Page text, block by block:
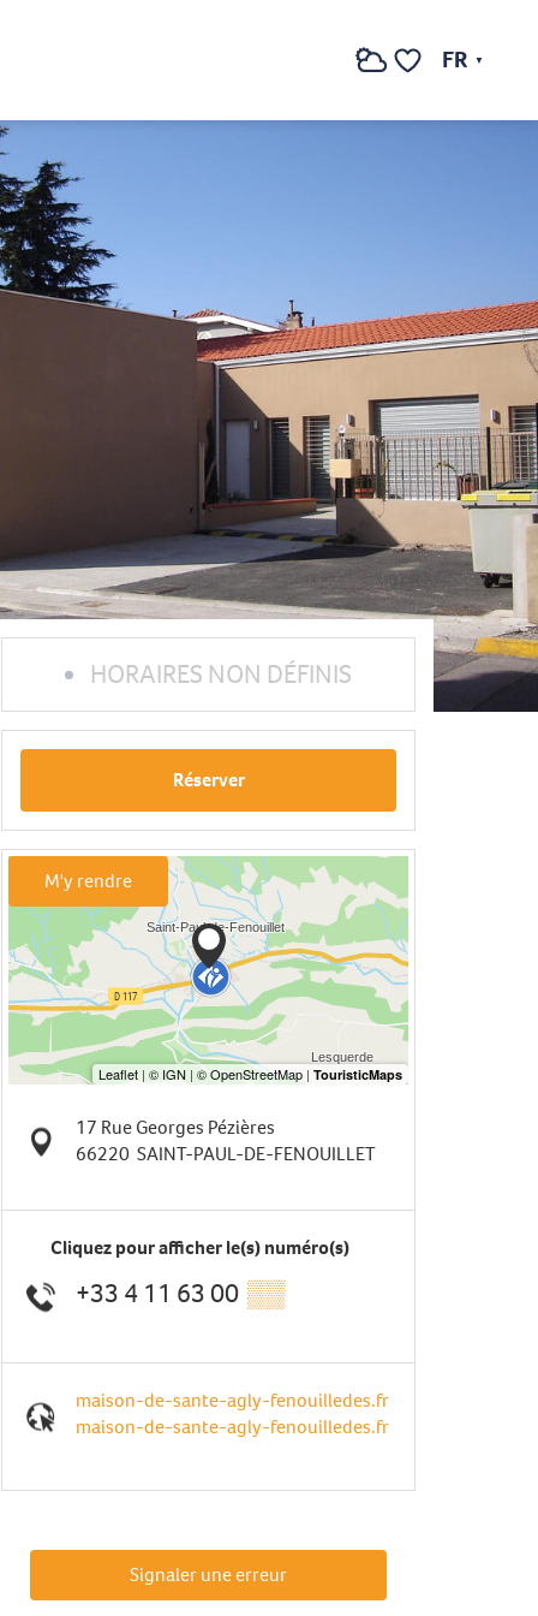
Recherche FR
Voir les photos (2)
HORAIRES NON DÉFINIS
Réserver
M'y rendre
17 Rue Georges Pézières
66220 SAINT-PAUL-DE-FENOUILLET
Cliquez pour afficher le(s) numéro(s)
+33 4 11 63 00 ▒▒
maison-de-sante-agly-fenouilledes.fr
maison-de-sante-agly-fenouilledes.fr
Signaler une erreur